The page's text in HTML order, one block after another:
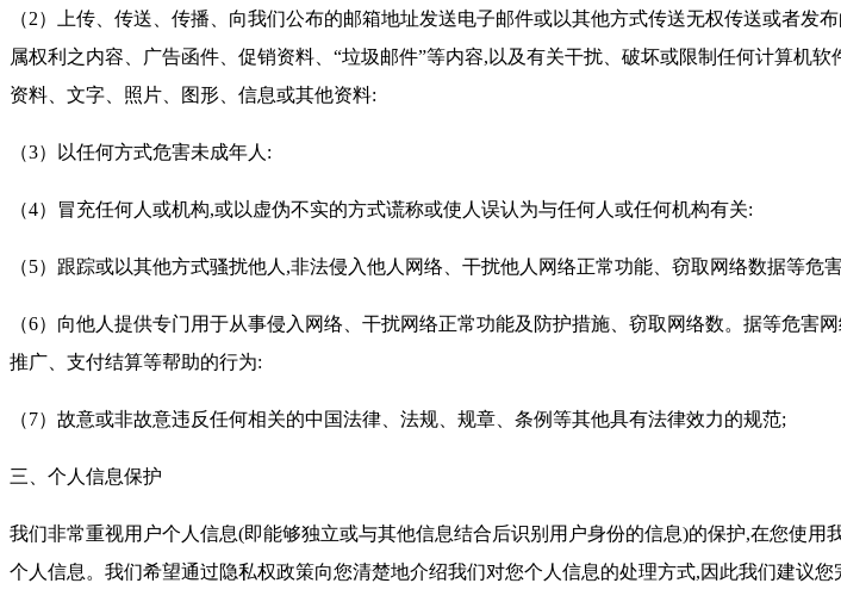
（2）上传、传送、传播、向我们公布的邮箱地址发送电子邮件或以其他方式传送无权传送或者
属权利之内容、广告函件、促销资料、“垃圾邮件”等内容,以及有关干扰、破坏或限制任何计算机
资料、文字、照片、图形、信息或其他资料:
（3）以任何方式危害未成年人:
（4）冒充任何人或机构,或以虚伪不实的方式谎称或使人误认为与任何人或任何机构有关:
（5）跟踪或以其他方式骚扰他人,非法侵入他人网络、干扰他人网络正常功能、窃取网络数据等危
（6）向他人提供专门用于从事侵入网络、干扰网络正常功能及防护措施、窃取网络数。据等危
推广、支付结算等帮助的行为:
（7）故意或非故意违反任何相关的中国法律、法规、规章、条例等其他具有法律效力的规范;
三、个人信息保护
我们非常重视用户个人信息(即能够独立或与其他信息结合后识别用户身份的信息)的保护,在您使
个人信息。我们希望通过隐私权政策向您清楚地介绍我们对您个人信息的处理方式,因此我们建议